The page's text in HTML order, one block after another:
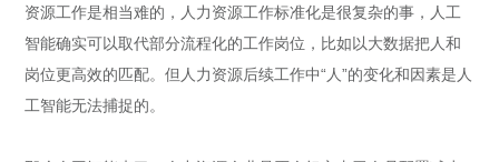
资源工作是相当难的，人力资源工作标准化是很复杂的事，人工
智能确实可以取代部分流程化的工作岗位，比如以大数据把人和
岗位更高效的匹配。但人力资源后续工作中“人”的变化和因素是人
工智能无法捕捉的。